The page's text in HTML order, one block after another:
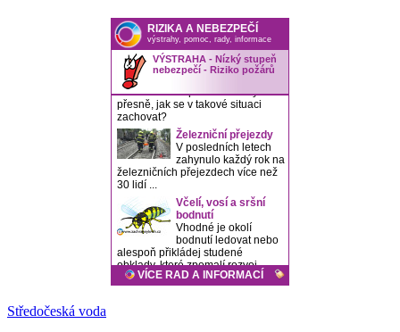
Středočeská voda